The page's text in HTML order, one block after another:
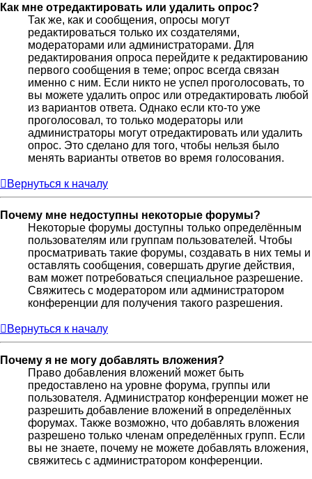
Как мне отредактировать или удалить опрос?
Так же, как и сообщения, опросы могут
редактироваться только их создателями,
модераторами или администраторами. Для
редактирования опроса перейдите к редактированию
первого сообщения в теме; опрос всегда связан
именно с ним. Если никто не успел проголосовать, то
вы можете удалить опрос или отредактировать любой
из вариантов ответа. Однако если кто-то уже
проголосовал, то только модераторы или
администраторы могут отредактировать или удалить
опрос. Это сделано для того, чтобы нельзя было
менять варианты ответов во время голосования.
Вернуться к началу
Почему мне недоступны некоторые форумы?
Некоторые форумы доступны только определённым
пользователям или группам пользователей. Чтобы
просматривать такие форумы, создавать в них темы и
оставлять сообщения, совершать другие действия,
вам может потребоваться специальное разрешение.
Свяжитесь с модератором или администратором
конференции для получения такого разрешения.
Вернуться к началу
Почему я не могу добавлять вложения?
Право добавления вложений может быть
предоставлено на уровне форума, группы или
пользователя. Администратор конференции может не
разрешить добавление вложений в определённых
форумах. Также возможно, что добавлять вложения
разрешено только членам определённых групп. Если
вы не знаете, почему не можете добавлять вложения,
свяжитесь с администратором конференции.